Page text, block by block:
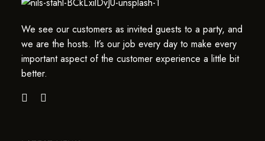
We see our customers as invited guests to a party, and
we are the hosts. It’s our job every day to make every
important aspect of the customer experience a little bit
better.